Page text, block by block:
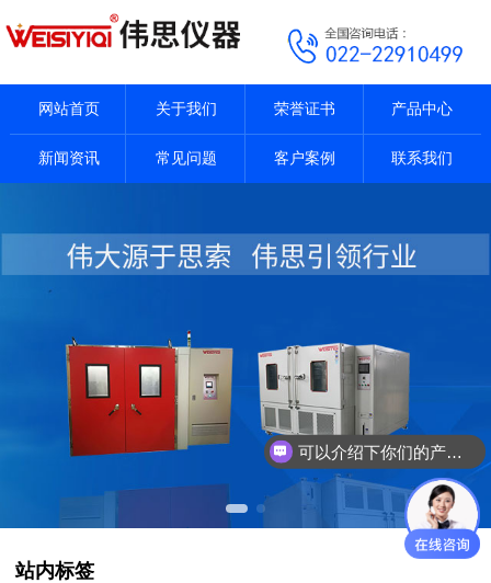
网站首页 关于我们 荣誉证书 产品中心
新闻资讯 常见问题 客户案例 联系我们
站内标签
可以介绍下你们的产品么？